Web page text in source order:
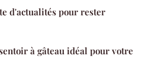
d'actualités pour rester
à gâteau idéal pour votre